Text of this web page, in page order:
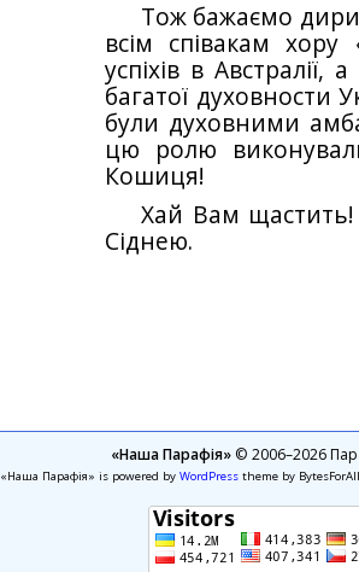
Тож бажаємо
всім співакам
успіхів в
багатої духовности
були духовними
цю ролю
Кошиця!
Хай Вам
Сіднею.
«Наша Парафія»© 2006–2026
«Наша Парафія» is powered by WordPresstheme by